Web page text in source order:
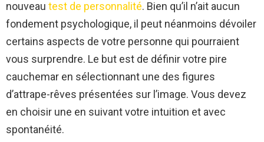
nouveau test de personnalité. Bien qu’il n’ait aucun
fondement psychologique, il peut néanmoins dévoiler
certains aspects de votre personne qui pourraient
vous surprendre. Le but est de définir votre pire
cauchemar en sélectionnant une des figures
d’attrape-rêves présentées sur l’image. Vous devez
en choisir une en suivant votre intuition et avec
spontanéité.